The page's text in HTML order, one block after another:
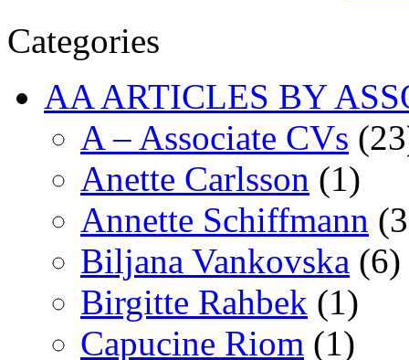
Categories
AA ARTICLES BY
A – Associate CVs
Anette Carlsson (1)
Annette Schiffmann
Biljana Vankovska (6)
Birgitte Rahbek (1)
Capucine Riom (1)